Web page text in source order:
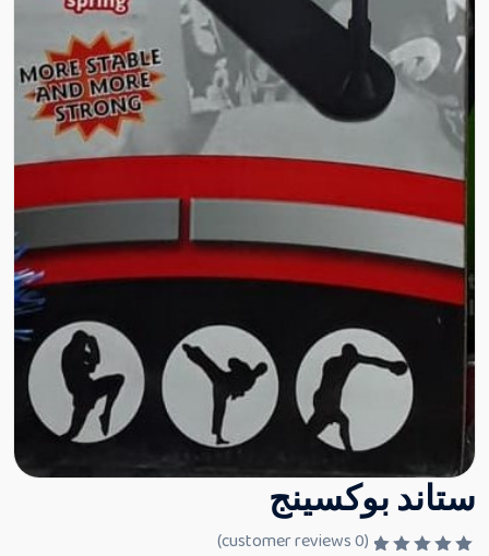
ستاند بوكسينج
(
0